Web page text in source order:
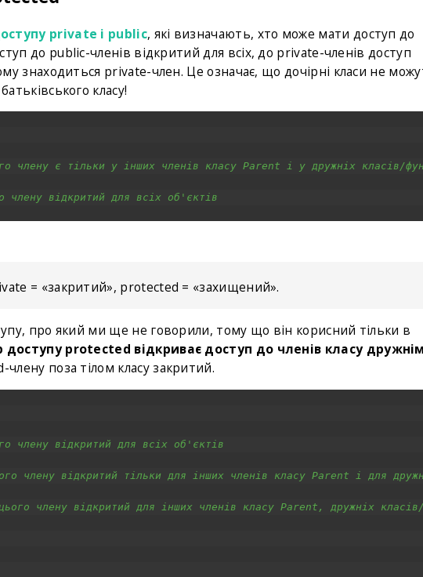
private і public, які визначають, хто може мати доступ до
до public-членів відкритий для всіх, до private-членів доступ
знаходиться private-член. Це означає, що дочірні класи не
класу!
члену є тільки у інших членів класу Parent і у дружніх класів/
члену відкритий для всіх об'єктів
= «закритий», protected = «захищений».
про який ми ще не говорили, тому що він корисний тільки в
доступу protected відкриває доступ до членів класу дружнім
поза тілом класу закритий.
члену відкритий для всіх об'єктів
члену відкритий тільки для інших членів класу Parent і для
члену відкритий для інших членів класу Parent, дружніх класів/